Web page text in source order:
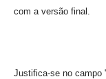
com a versão final.
Justifica-se no